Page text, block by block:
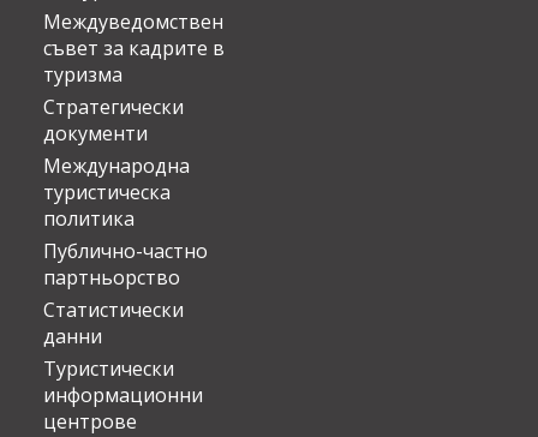
Междуведомствен
съвет за кадрите в
туризма
Стратегически
документи
Международна
туристическа
политика
Публично-частно
партньорство
Статистически
данни
Туристически
информационни
центрове